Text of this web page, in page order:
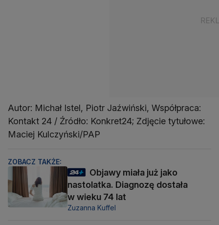
Autor: Michał Istel, Piotr Jaźwiński, Współpraca:
Kontakt 24 / Źródło: Konkret24; Zdjęcie tytułowe:
Maciej Kulczyński/PAP
ZOBACZ TAKŻE:
Objawy miała już jako
nastolatka. Diagnozę dostała
w wieku 74 lat
Zuzanna Kuffel